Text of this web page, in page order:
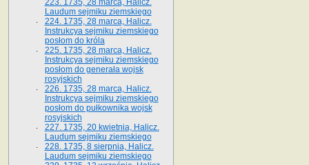
223. 1735, 28 marca, Halicz.
Laudum sejmiku ziemskiego
224. 1735, 28 marca, Halicz.
Instrukcya sejmiku ziemskiego
posłom do króla
225. 1735, 28 marca, Halicz.
Instrukcya sejmiku ziemskiego
posłom do generała wojsk
rosyjskich
226. 1735, 28 marca, Halicz.
Instrukcya sejmiku ziemskiego
posłom do pułkownika wojsk
rosyjskich
227. 1735, 20 kwietnia, Halicz.
Laudum sejmiku ziemskiego
228. 1735, 8 sierpnia, Halicz.
Laudum sejmiku ziemskiego